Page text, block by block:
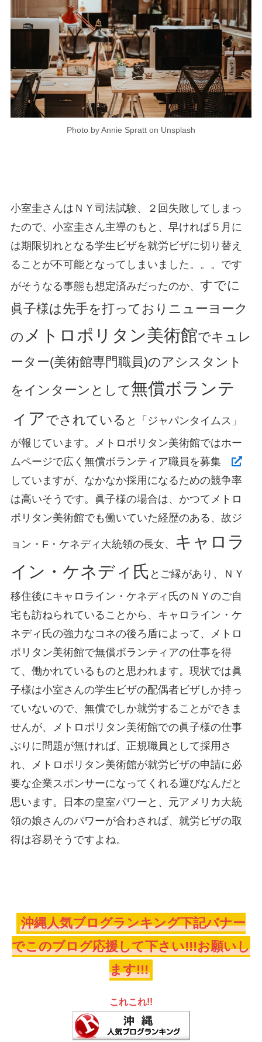
Photo by Annie Spratt on Unsplash
小室圭さんはＮＹ司法試験、２回失敗してしまっ
たので、小室圭さん主導のもと、早ければ５月に
は期限切れとなる学生ビザを就労ビザに切り替え
ることが不可能となってしまいました。。。です
がそうなる事態も想定済みだったのか、 すでに
眞子様は先手を打っておりニューヨーク
の メトロポリタン美術館でキュレ
ーター(美術館専門職員)のアシスタント
をインターンとして無償ボランテ
ィアでされている と「ジャパンタイムス」
が報じています。メトロポリタン美術館ではホー
ムページで広く無償ボランティア職員を募集
していますが、なかなか採用になるための競争率
は高いそうです。眞子様の場合は、かつてメトロ
ポリタン美術館でも働いていた経歴のある、故ジ
ョン・F・ケネディ大統領の長女、
キャロラ
イン・ケネディ氏 とご縁があり、ＮＹ
移住後にキャロライン・ケネディ氏のＮＹのご自
宅も訪ねられていることから、キャロライン・ケ
ネディ氏の強力なコネの後ろ盾によって、メトロ
ポリタン美術館で無償ボランティアの仕事を得
て、働かれているものと思われます。現状では眞
子様は小室さんの学生ビザの配偶者ビザしか持っ
ていないので、無償でしか就労することができま
せんが、メトロポリタン美術館での眞子様の仕事
ぶりに問題が無ければ、正規職員として採用さ
れ、メトロポリタン美術館が就労ビザの申請に必
要な企業スポンサーになってくれる運びなんだと
思います。日本の皇室パワーと、元アメリカ大統
領の娘さんのパワーが合わされば、就労ビザの取
得は容易そうですよね。
沖縄人気ブログランキング下記バナー
でこのブログ応援して下さい!!!お願いし
ます!!!
これこれ!!